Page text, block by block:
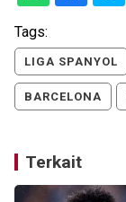
Tags:
LIGA SPANYOL
BARCELONA
Terkait